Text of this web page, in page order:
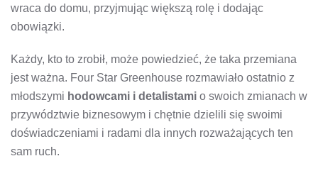
wraca do domu, przyjmując większą rolę i dodając
obowiązki.
Każdy, kto to zrobił, może powiedzieć, że taka przemiana
jest ważna. Four Star Greenhouse rozmawiało ostatnio z
młodszymi hodowcami i detalistami o swoich zmianach w
przywództwie biznesowym i chętnie dzielili się swoimi
doświadczeniami i radami dla innych rozważających ten
sam ruch.